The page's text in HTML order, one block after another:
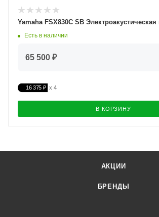
Yamaha FSX830С SB Электроакустическая
Есть в наличии
65 500 ₽
16 375 ₽
В КОРЗИНУ
АКЦИИ
БРЕНДЫ